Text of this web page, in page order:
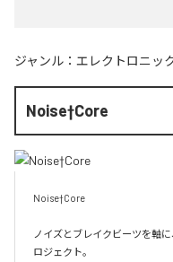
ジャンル： エレクトロニッ
Noise†Core
Noise†Core
ノイズとブレイクビーツを軸
ロジェクト。